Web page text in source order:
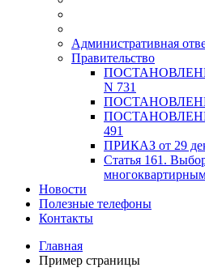
Административная
Правительство
ПОСТАНОВЛЕНИЕ
N 731
ПОСТАНОВЛЕНИЕ
ПОСТАНОВЛЕНИЕ
491
ПРИКАЗ от 29
Статья 161.
Новости
Полезные телефоны
Контакты
Главная
Пример страницы